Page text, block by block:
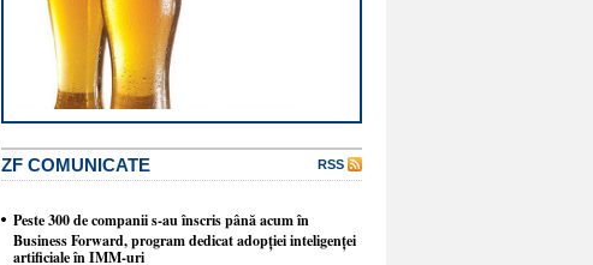
ZF COMUNICATE RSS
Peste 300 de companii s-au înscris până acum în
Business Forward, program dedicat adopției inteligenței
artificiale în IMM-uri